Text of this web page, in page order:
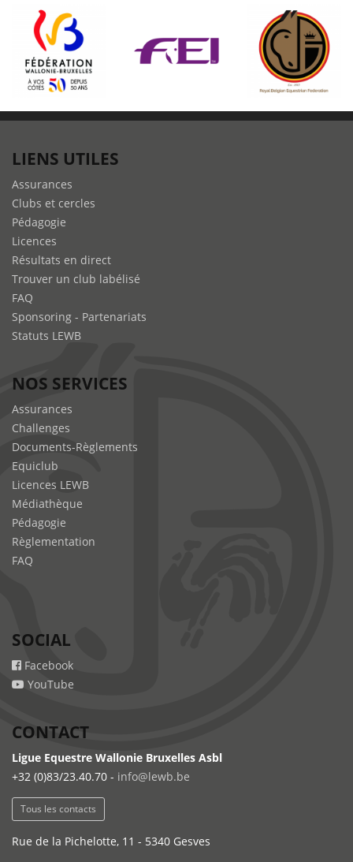
LIENS UTILES
Assurances
Clubs et cercles
Pédagogie
Licences
Résultats en direct
Trouver un club labélisé
FAQ
Sponsoring - Partenariats
Statuts LEWB
NOS SERVICES
Assurances
Challenges
Documents-Règlements
Equiclub
Licences LEWB
Médiathèque
Pédagogie
Règlementation
FAQ
SOCIAL
Facebook
YouTube
CONTACT
Ligue Equestre Wallonie Bruxelles Asbl
+32 (0)83/23.40.70 - info@lewb.be
Tous les contacts
Rue de la Pichelotte, 11 - 5340 Gesves